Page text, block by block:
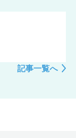
記事一覧へ